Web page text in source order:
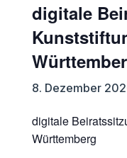
digitale
8. Dezember
digitale
Württemberg